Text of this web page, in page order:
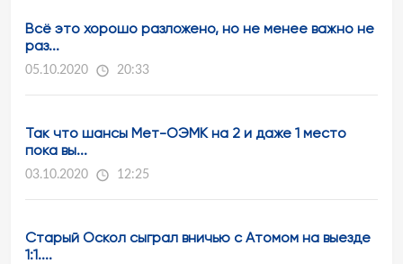
Всё это хорошо разложено, но не менее важно не
раз...
05.10.2020 20:33
Так что шансы Мет-ОЭМК на 2 и даже 1 место
пока вы...
03.10.2020 12:25
Старый Оскол сыграл вничью с Атомом на выезде
1:1....